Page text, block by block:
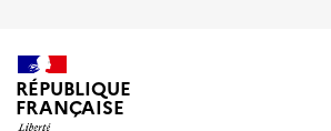
RÉPUBLIQUE
FRANÇAISE